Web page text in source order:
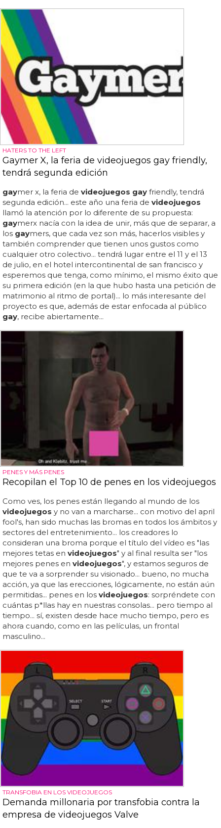
HATERS TO THE LEFT
Gaymer X, la feria de videojuegos gay friendly,
tendrá segunda edición
gaymer x, la feria de videojuegos gay friendly, tendrá
segunda edición... este año una feria de videojuegos
llamó la atención por lo diferente de su propuesta:
gaymerx nacía con la idea de unir, más que de separar, a
los gaymers, que cada vez son más, hacerlos visibles y
también comprender que tienen unos gustos como
cualquier otro colectivo... tendrá lugar entre el 11 y el 13
de julio, en el hotel intercontinental de san francisco y
esperemos que tenga, como mínimo, el mismo éxito que
su primera edición (en la que hubo hasta una petición de
matrimonio al ritmo de portal)... lo más interesante del
proyecto es que, además de estar enfocada al público
gay, recibe abiertamente...
PENES Y MÁS PENES
Recopilan el Top 10 de penes en los videojuegos
Como ves, los penes están llegando al mundo de los
videojuegos y no van a marcharse... con motivo del april
fool's, han sido muchas las bromas en todos los ámbitos y
sectores del entretenimiento... los creadores lo
consideran una broma porque el título del vídeo es "las
mejores tetas en videojuegos" y al final resulta ser "los
mejores penes en videojuegos", y estamos seguros de
que te va a sorprender su visionado... bueno, no mucha
acción, ya que las erecciones, lógicamente, no están aún
permitidas... penes en los videojuegos: sorpréndete con
cuántas p*llas hay en nuestras consolas... pero tiempo al
tiempo... sí, existen desde hace mucho tiempo, pero es
ahora cuando, como en las películas, un frontal
masculino...
TRANSFOBIA EN LOS VIDEOJUEGOS
Demanda millonaria por transfobia contra la
empresa de videojuegos Valve